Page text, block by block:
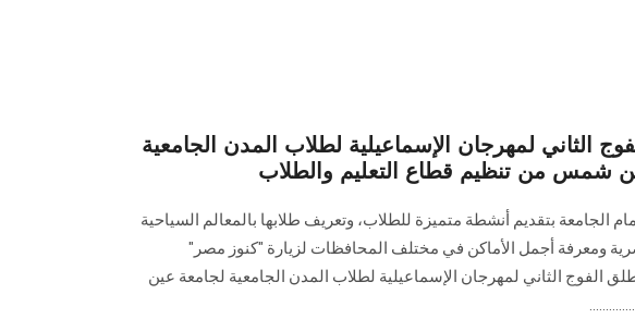
الثاني لمهرجان الإسماعيلية لطلاب المدن الجامعية
شمس من تنظيم قطاع التعليم والطلاب
الجامعة بتقديم أنشطة متميزة للطلاب، وتعريف طلابها بالمعالم السياحية
ومعرفة أجمل الأماكن في مختلف المحافظات لزيارة "كنوز مصر"
الفوج الثاني لمهرجان الإسماعيلية لطلاب المدن الجامعية لجامعة عين